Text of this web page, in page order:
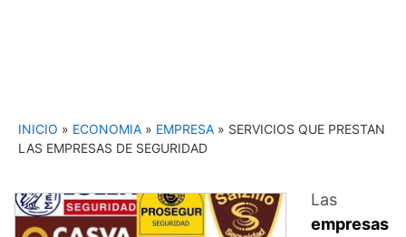
INICIO » ECONOMIA » EMPRESA » SERVICIOS QUE PRESTAN
LAS EMPRESAS DE SEGURIDAD
Las
empresas